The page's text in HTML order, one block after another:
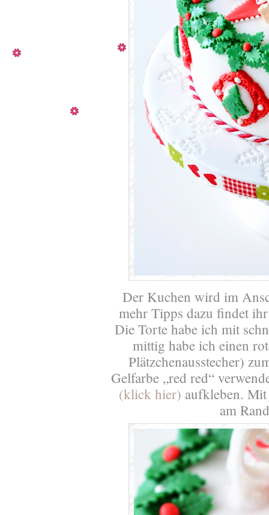
Der Kuchen wird im
mehr Tipps dazu findet
Die Torte habe ich mit
mittig habe ich einen
Plätzchenausstecher)
Gelfarbe „red red“
(klick hier) aufkleben.
am